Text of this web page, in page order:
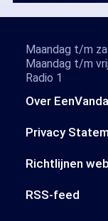
Over
Privacy
Richtlijnen
RSS-feed
Maandag t/m
Maandag t/m
Radio 1